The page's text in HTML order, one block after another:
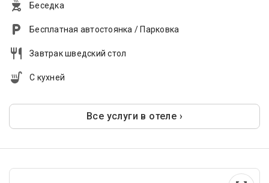
Беседка
Бесплатная автостоянка / Парковка
Завтрак шведский стол
С кухней
Все услуги в отеле ›